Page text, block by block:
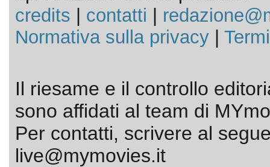
credits
contatti
Normativa sulla privacy|
Il riesame e il controllo
sono affidati al team di
Per contatti, scrivere al
live@mymovies.it